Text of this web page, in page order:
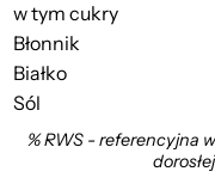
w tym cukry
Błonnik
Białko
Sól
% RWS - referencyjna